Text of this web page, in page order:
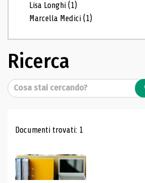
Lisa Longhi(1)
Marcella Medici(1)
Ricerca
Cerca
Risultati di ricerca
Documenti trovati: 1